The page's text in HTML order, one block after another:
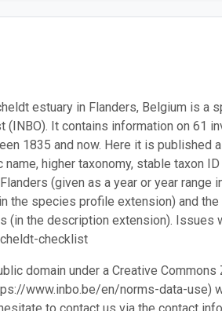
estuary in Flanders, Belgium is a
(INBO). It contains information on 61
1835 and now. Here it is published
higher taxonomy, stable taxon
(given as a year or year range
the species profile extension) and
(in the description extension). Issues
checklist
domain under a Creative
www.inbo.be/en/norms-data-use)